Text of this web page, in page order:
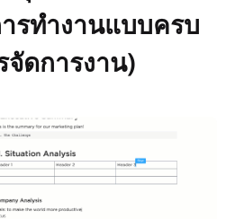
รทำงานแบบครบ
จัดการงาน)